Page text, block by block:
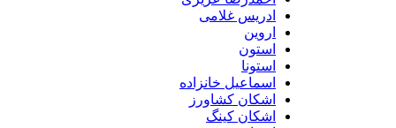
ادریس غلامی
اروین
استون
استونا
اسماعیل خانزاده
اشکان کشاورز
اشکان کینگ